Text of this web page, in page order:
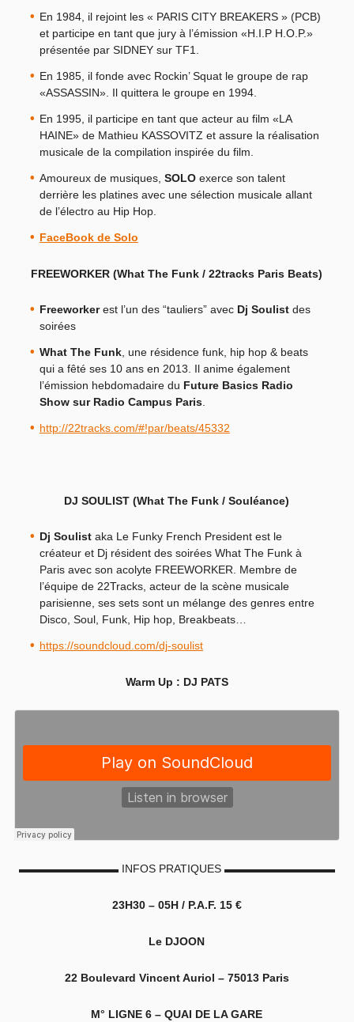
En 1984, il rejoint les « PARIS CITY BREAKERS » (PCB)
et participe en tant que jury à l’émission «H.I.P H.O.P.»
présentée par SIDNEY sur TF1.
En 1985, il fonde avec Rockin’ Squat le groupe de rap
«ASSASSIN». Il quittera le groupe en 1994.
En 1995, il participe en tant que acteur au film «LA
HAINE» de Mathieu KASSOVITZ et assure la réalisation
musicale de la compilation inspirée du film.
Amoureux de musiques, SOLOexerce son talent
derrière les platines avec une sélection musicale allant
de l’électro au Hip Hop.
FaceBook de Solo
FREEWORKER (What The Funk / 22tracks Paris Beats)
Freeworkerest l’un des “tauliers” avec Dj Soulistdes
soirées
What The Funk, une résidence funk, hip hop & beats
qui a fêté ses 10 ans en 2013. Il anime également
l’émission hebdomadaire du Future Basics Radio
Show sur Radio Campus Paris.
http://22tracks.com/#!par/beats/45332
DJ SOULIST (What The Funk / Souléance)
Dj Soulistaka Le Funky French President est le
créateur et Dj résident des soirées What The Funk à
Paris avec son acolyte FREEWORKER. Membre de
l’équipe de 22Tracks, acteur de la scène musicale
parisienne, ses sets sont un mélange des genres entre
Disco, Soul, Funk, Hip hop, Breakbeats…
https://soundcloud.com/dj-soulist
Warm Up : DJ PATS
▬▬▬▬▬▬▬▬▬ INFOS PRATIQUES ▬▬▬▬▬▬▬▬▬▬
23H30 – 05H / P.A.F. 15 €
Le DJOON
22 Boulevard Vincent Auriol – 75013 Paris
M° LIGNE 6 – QUAI DE LA GARE